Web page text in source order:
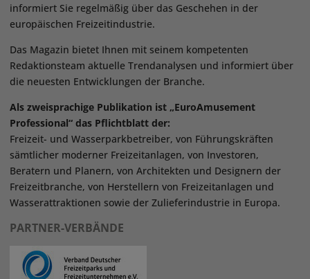
informiert Sie regelmäßig über das Geschehen in der
europäischen Freizeitindustrie.
Das Magazin bietet Ihnen mit seinem kompetenten
Redaktionsteam aktuelle Trendanalysen und informiert über
die neuesten Entwicklungen der Branche.
Als zweisprachige Publikation ist „EuroAmusement
Professional“ das Pflichtblatt der:
Freizeit- und Wasserparkbetreiber, von Führungskräften
sämtlicher moderner Freizeitanlagen, von Investoren,
Beratern und Planern, von Architekten und Designern der
Freizeitbranche, von Herstellern von Freizeitanlagen und
Wasserattraktionen sowie der Zulieferindustrie in Europa.
PARTNER-VERBÄNDE